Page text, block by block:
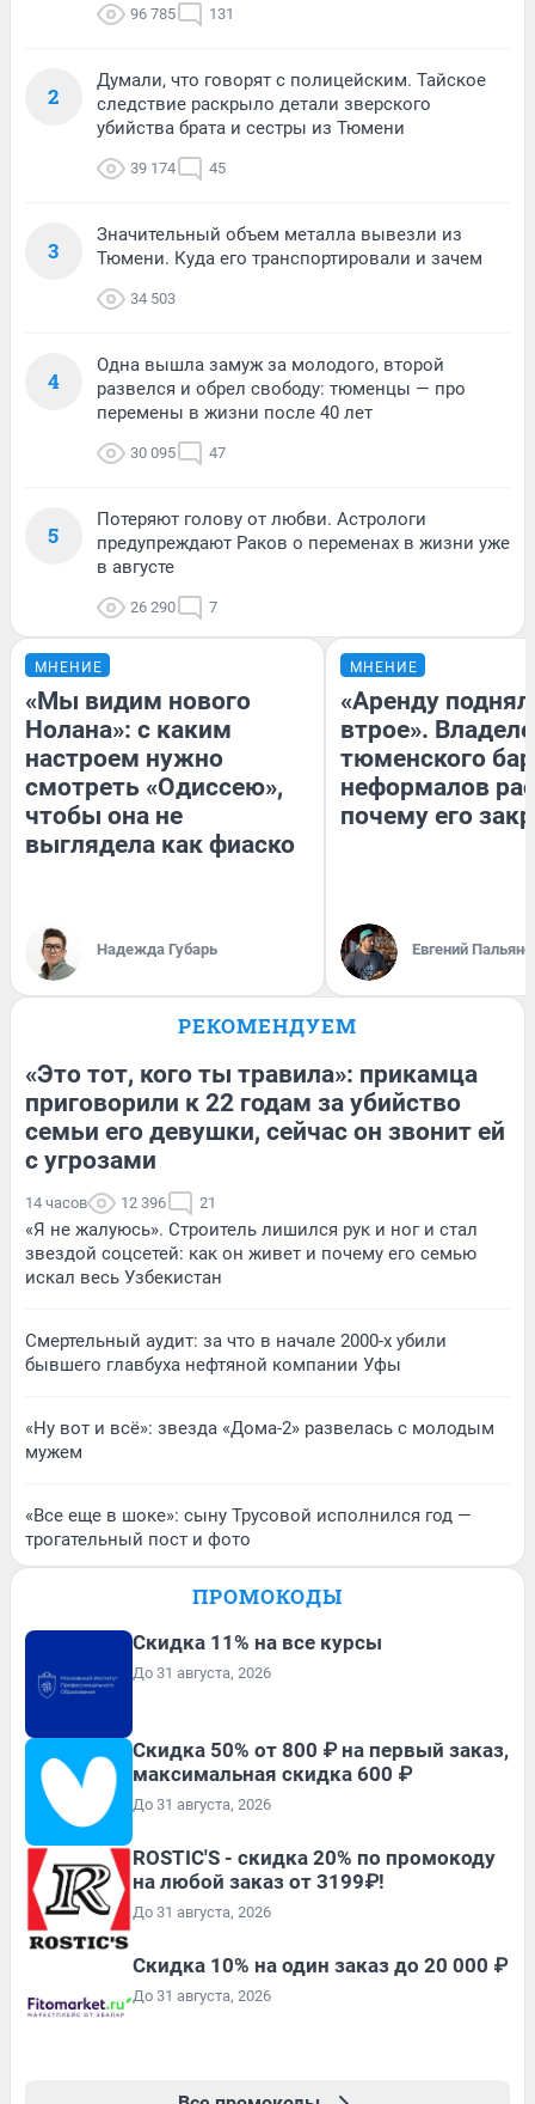
96 785 131
2
Думали, что говорят с полицейским. Тайское
следствие раскрыло детали зверского
убийства брата и сестры из Тюмени
39 174 45
3
Значительный объем металла вывезли из
Тюмени. Куда его транспортировали и зачем
34 503
4
Одна вышла замуж за молодого, второй
развелся и обрел свободу: тюменцы — про
перемены в жизни после 40 лет
30 095 47
5
Потеряют голову от любви. Астрологи
предупреждают Раков о переменах в жизни уже
в августе
26 290 7
МНЕНИЕ
«Мы видим нового
Нолана»: с каким
настроем нужно
смотреть «Одиссею»,
чтобы она не
выглядела как фиаско
Надежда Губарь
МНЕНИЕ
«Аренду
втрое».
тюменского
неформалов
почему его
Евгений
РЕКОМЕНДУЕМ
«Это тот, кого ты травила»: прикамца
приговорили к 22 годам за убийство
семьи его девушки, сейчас он звонит ей
с угрозами
14 часов 12 396 21
«Я не жалуюсь». Строитель лишился рук и ног и стал
звездой соцсетей: как он живет и почему его семью
искал весь Узбекистан
Смертельный аудит: за что в начале 2000-х убили
бывшего главбуха нефтяной компании Уфы
«Ну вот и всё»: звезда «Дома-2» развелась с молодым
мужем
«Все еще в шоке»: сыну Трусовой исполнился год —
трогательный пост и фото
ПРОМОКОДЫ
Скидка 11% на все курсы
До 31 августа, 2026
Скидка 50% от 800 ₽ на первый заказ,
максимальная скидка 600 ₽
До 31 августа, 2026
ROSTIC'S - скидка 20% по промокоду
на любой заказ от 3199₽!
До 31 августа, 2026
Скидка 10% на один заказ до 20 000 ₽
До 31 августа, 2026